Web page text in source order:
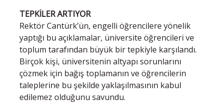
TEPKİLER ARTIYOR
Rektör Cantürk’ün, engelli öğrencilere yönelik
yaptığı bu açıklamalar, üniversite öğrencileri ve
toplum tarafından büyük bir tepkiyle karşılandı.
Birçok kişi, üniversitenin altyapı sorunlarını
çözmek için bağış toplamanın ve öğrencilerin
taleplerine bu şekilde yaklaşılmasının kabul
edilemez olduğunu savundu.